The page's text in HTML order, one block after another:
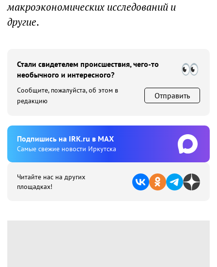
макроэкономических исследований и
другие.
Стали свидетелем происшествия, чего-то
необычного и интересного?
Сообщите, пожалуйста, об этом в
редакцию
Отправить
Подпишиcь на IRK.ru в MAX
Cамые свежие новости Иркутска
Читайте нас на других
площадках!